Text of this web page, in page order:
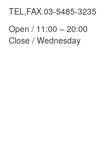
TEL,FAX 03-5485-3235
Open / 11:00 – 20:00
Close / Wednesday